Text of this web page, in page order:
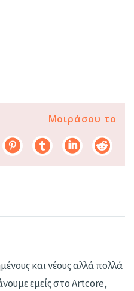
Μοιράσου το
και νέους αλλά πολλά
εμείς στο Artcore,